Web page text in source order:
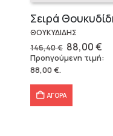
ΘΟΥΚΥΔΙΔΗΣ
146,40€ Original
price
was:
88,00€Η
Προηγούμενη τιμή:
88,00€.
ΑΓΟΡΑ